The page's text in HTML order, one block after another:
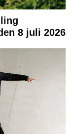
8 juli 2026